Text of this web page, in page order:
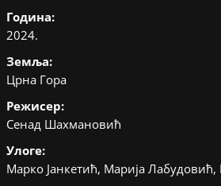
Година:
2024.
Земља:
Црна Гора
Режисер:
Сенад Шахмановић
Улоге:
Марко Јанкетић, Марија